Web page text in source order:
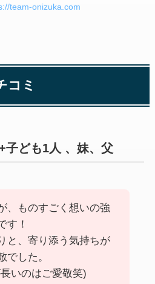
team-onizuka.com
コミ
子ども1人 、妹、父
、ものすごく想いの強
す！
と、寄り添う気持ちが
でした。
いのはご愛敬笑)